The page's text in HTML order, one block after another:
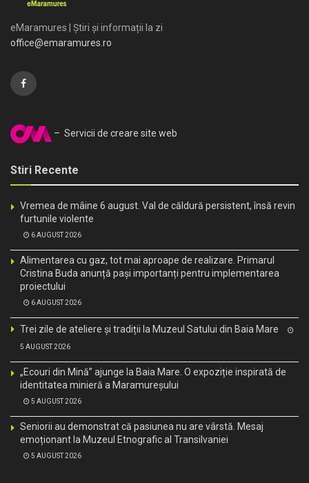
eMaramures | Știri și informații la zi
office@emaramures.ro
– Servicii de creare site web
Stiri Recente
Vremea de mâine 6 august. Val de căldură persistent, însă revin
furtunile violente
6 AUGUST 2026
Alimentarea cu gaz, tot mai aproape de realizare. Primarul
Cristina Buda anunță pași importanți pentru implementarea
proiectului
6 AUGUST 2026
Trei zile de ateliere și tradiții la Muzeul Satului din Baia Mare
5 AUGUST 2026
„Ecouri din Mină” ajunge la Baia Mare. O expoziție inspirată de
identitatea minieră a Maramureșului
5 AUGUST 2026
Seniorii au demonstrat că pasiunea nu are vârstă. Mesaj
emoționant la Muzeul Etnografic al Transilvaniei
5 AUGUST 2026